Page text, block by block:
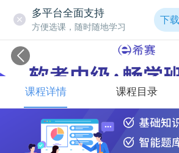
多平台全面支持
方便选课，随时随地学习
下
课程详情 课程目录